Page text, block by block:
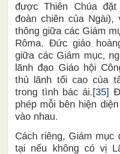
được Thiên Chúa
đoàn chiên của
thông giữa các Giám
Rôma. Đức giáo
giữa các Giám mục,
lãnh đạo Giáo hội
thủ lãnh tối cao của
trong tình bác ái.[35]
phép mỗi bên hiện
vào nhau.
Cách riêng, Giám mục
tại nếu không có vị